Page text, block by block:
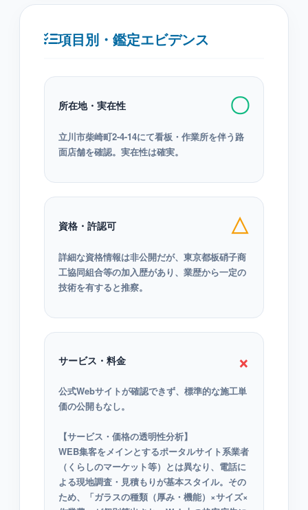
項目別・鑑定エビデンス
所在地・実在性 〇
立川市柴崎町2-4-14にて看板・作業所を伴う路
面店舗を確認。実在性は確実。
資格・許認可 △
詳細な資格情報は非公開だが、東京都板硝子商
工協同組合等の加入歴があり、業歴から一定の
技術を有すると推察。
サービス・料金 ×
公式Webサイトが確認できず、標準的な施工単
価の公開もなし。
【サービス・価格の透明性分析】
WEB集客をメインとするポータルサイト系業者
（くらしのマーケット等）とは異なり、電話に
よる現地調査・見積もりが基本スタイル。その
ため、「ガラスの種類（厚み・機能）×サイズ×